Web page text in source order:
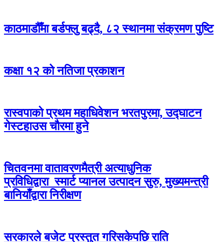
काठमाडौँमा बर्डफ्लु बढ्दै, ८२ स्थानमा संक्रमण पुष्टि
कक्षा १२ को नतिजा प्रकाशन
रास्वपाको प्रथम महाधिवेशन भरतपुरमा, उद्घाटन
गेस्टहाउस चौरमा हुने
चितवनमा वातावरणमैत्री अत्याधुनिक
प्रविधिद्वारा स्मार्ट प्यानल उत्पादन सुरु, मुख्यमन्त्री
बानियाँद्वारा निरीक्षण
सरकारले बजेट प्रस्तुत गरिसकेपछि राति